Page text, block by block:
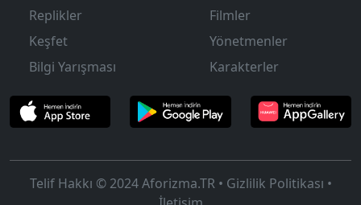
Replikler
Keşfet
Bilgi Yarışması
Filmler
Yönetmenler
Karakterler
Telif Hakkı © 2024Aforizma.TR• Gizlilik Politikası •